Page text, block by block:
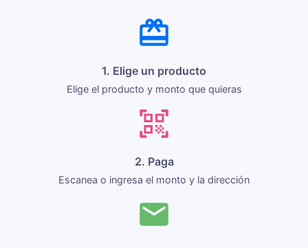
1. Elige un producto
Elige el producto y monto que quieras
2. Paga
Escanea o ingresa el monto y la dirección